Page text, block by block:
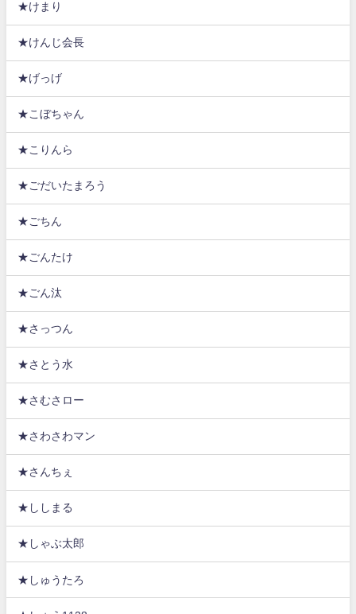
★けまり
★けんじ会長
★げっげ
★こぼちゃん
★こりんら
★ごだいたまろう
★ごちん
★ごんたけ
★ごん汰
★さっつん
★さとう水
★さむさロー
★さわさわマン
★さんちぇ
★ししまる
★しゃぶ太郎
★しゅうたろ